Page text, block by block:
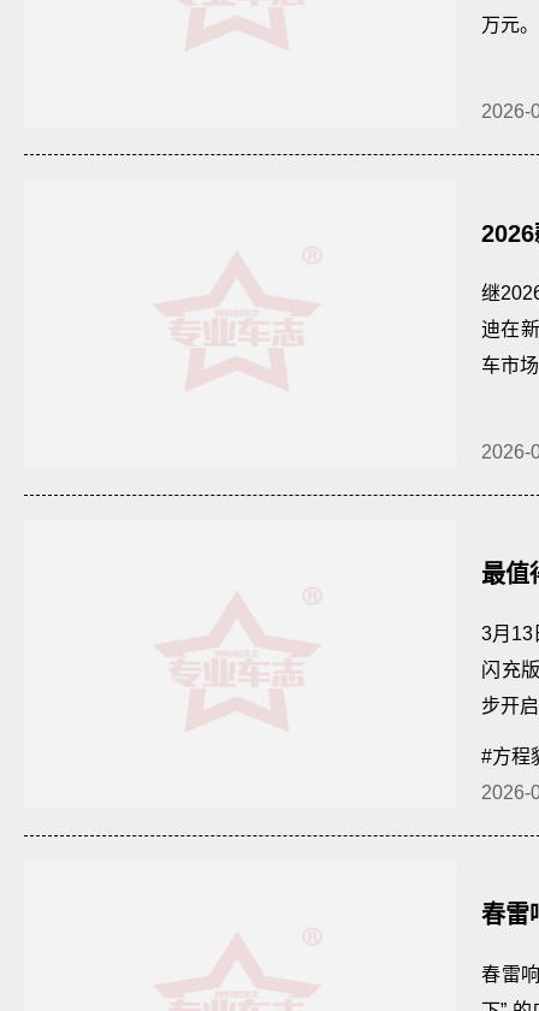
万元
2026-
继
迪在
车市
2026-
最值
3月13
闪充
步开
#方程
2026-
春雷
春雷